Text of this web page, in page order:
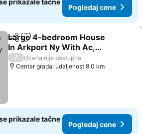
prikazale tačne
Pogledaj cene
Deli Dodati u favorite
Large 4-bedroom House
In Arkport Ny With Ac,
Wifi. Enjoy Your Stay
/
Ocena nije dostupna
Centar grada: udaljenost 8.0 km
prikazale tačne
Pogledaj cene